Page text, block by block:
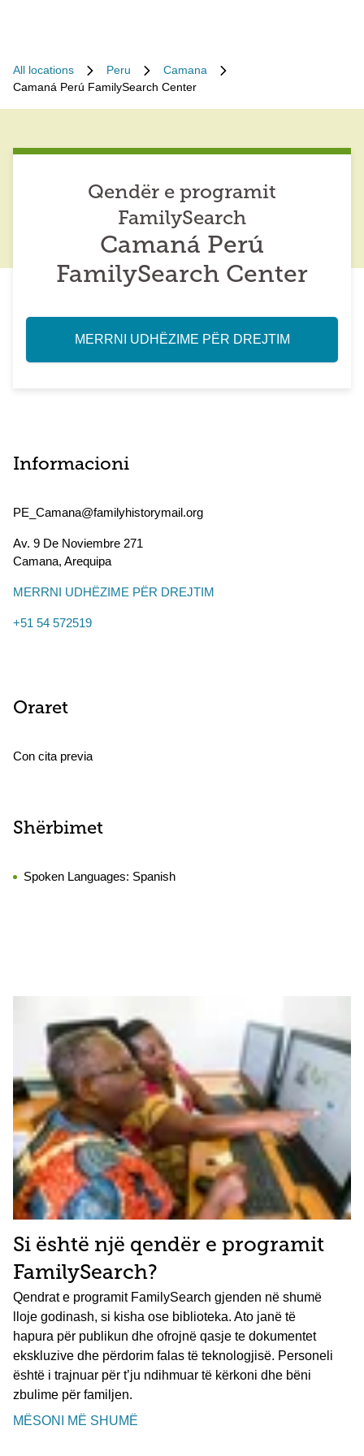
All locations Peru
Camana
Camaná Perú FamilySearch Center
Qendër e programit
FamilySearch
Camaná Perú
FamilySearch Center
MERRNI UDHËZIME PËR DREJTIM
Informacioni
PE_Camana@familyhistorymail.org
Av. 9 De Noviembre 271
Camana, Arequipa
MERRNI UDHËZIME PËR DREJTIM
+51 54 572519
Oraret
Con cita previa
Shërbimet
Spoken Languages: Spanish
Si është një qendër e programit
FamilySearch?
Qendrat e programit FamilySearch gjenden në shumë
lloje godinash, si kisha ose biblioteka. Ato janë të
hapura për publikun dhe ofrojnë qasje te dokumentet
ekskluzive dhe përdorim falas të teknologjisë. Personeli
është i trajnuar për t’ju ndihmuar të kërkoni dhe bëni
zbulime për familjen.
MËSONI MË SHUMË